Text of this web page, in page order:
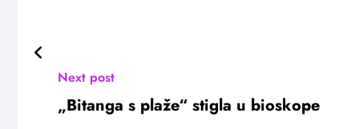
Next post
„Bitanga s plaže“ stigla u bioskope